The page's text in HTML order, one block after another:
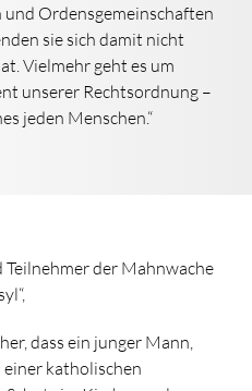
und Ordensgemeinschaften
sie sich damit nicht
Vielmehr geht es um
unserer Rechtsordnung –
jeden Menschen.“
der Mahnwache
dass ein junger Mann,
katholischen